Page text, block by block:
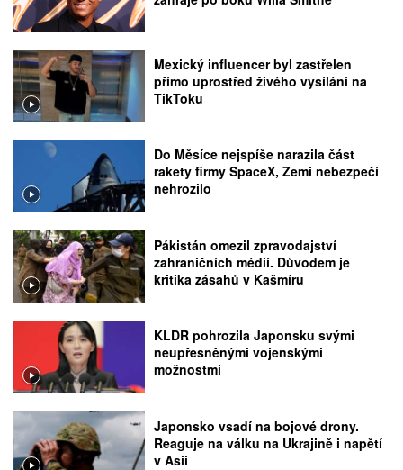
Mexický influencer byl zastřelen
přímo uprostřed živého vysílání na
TikToku
Do Měsíce nejspíše narazila část
rakety firmy SpaceX, Zemi nebezpečí
nehrozilo
Pákistán omezil zpravodajství
zahraničních médií. Důvodem je
kritika zásahů v Kašmíru
KLDR pohrozila Japonsku svými
neupřesněnými vojenskými
možnostmi
Japonsko vsadí na bojové drony.
Reaguje na válku na Ukrajině i napětí
v Asii